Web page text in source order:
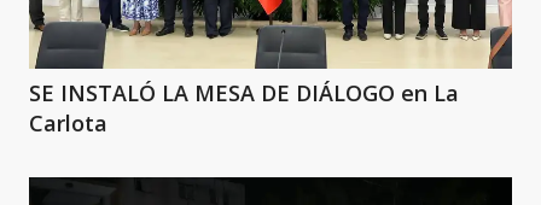
SE INSTALÓ LA MESA DE DIÁLOGO en La
Carlota